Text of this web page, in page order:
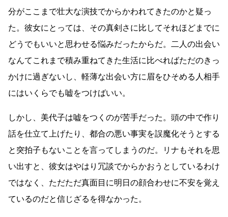
分がここまで壮大な演技でからかわれてきたのかと疑っ
た。彼女にとっては、その真剣さに比してそれほどまでに
どうでもいいと思わせる悩みだったからだ。二人の出会い
なんてこれまで積み重ねてきた生活に比べればただのきっ
かけに過ぎないし、軽薄な出会い方に眉をひそめる人相手
にはいくらでも嘘をつけばいい。
しかし、美代子は嘘をつくのが苦手だった。頭の中で作り
話を仕立て上げたり、都合の悪い事実を誤魔化そうとする
と突拍子もないことを言ってしまうのだ。リナもそれを思
い出すと、彼女はやはり冗談でからかおうとしているわけ
ではなく、ただただ真面目に明日の顔合わせに不安を覚え
ているのだと信じざるを得なかった。